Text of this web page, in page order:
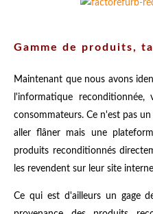
Gamme de produits,
Maintenant que nous avons
l'informatique
consommateurs. Ce n'est pas
aller flâner mais une
produits reconditionnés
les revendent sur leur site
Ce qui est d'ailleurs un gage